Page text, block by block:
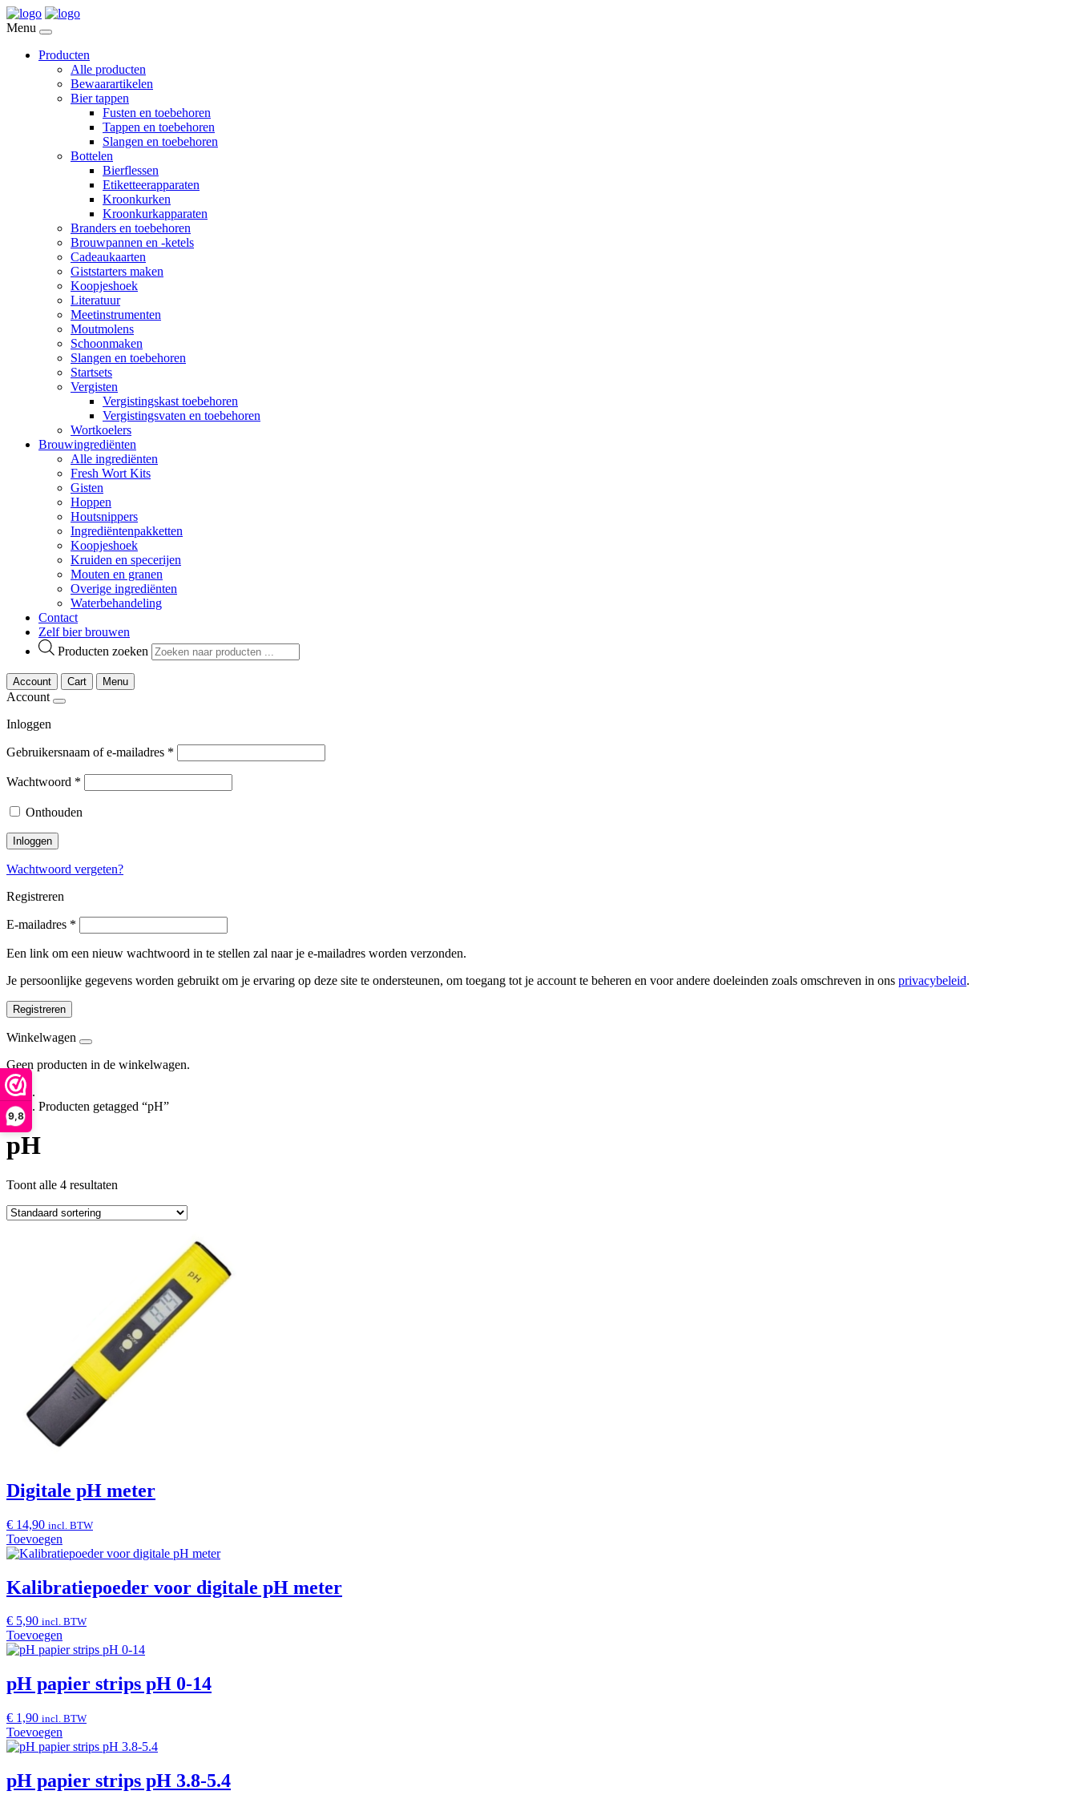
9,8
Menu
Producten
Alle producten
Bewaarartikelen
Bier tappen
Fusten en toebehoren
Tappen en toebehoren
Slangen en toebehoren
Bottelen
Bierflessen
Etiketteerapparaten
Kroonkurken
Kroonkurkapparaten
Branders en toebehoren
Brouwpannen en -ketels
Cadeaukaarten
Giststarters maken
Koopjeshoek
Literatuur
Meetinstrumenten
Moutmolens
Schoonmaken
Slangen en toebehoren
Startsets
Vergisten
Vergistingskast toebehoren
Vergistingsvaten en toebehoren
Wortkoelers
Brouwingrediënten
Alle ingrediënten
Fresh Wort Kits
Gisten
Hoppen
Houtsnippers
Ingrediëntenpakketten
Koopjeshoek
Kruiden en specerijen
Mouten en granen
Overige ingrediënten
Waterbehandeling
Contact
Zelf bier brouwen
Producten zoeken
Account Cart Menu
Account
Inloggen
Gebruikersnaam of e-mailadres *
Wachtwoord *
Onthouden
Inloggen
Wachtwoord vergeten?
Registreren
E-mailadres *
Een link om een nieuw wachtwoord in te stellen zal naar je e-mailadres worden verzonden.
Je persoonlijke gegevens worden gebruikt om je ervaring op deze site te ondersteunen, om toegang tot je account te beheren en voor andere doeleinden zoals omschreven in ons privacybeleid.
Registreren
Winkelwagen
Geen producten in de winkelwagen.
Producten getagged “pH”
pH
Toont alle 4 resultaten
Digitale pH meter
€ 14,90 incl. BTW
Toevoegen
Kalibratiepoeder voor digitale pH meter
€ 5,90 incl. BTW
Toevoegen
pH papier strips pH 0-14
€ 1,90 incl. BTW
Toevoegen
pH papier strips pH 3.8-5.4